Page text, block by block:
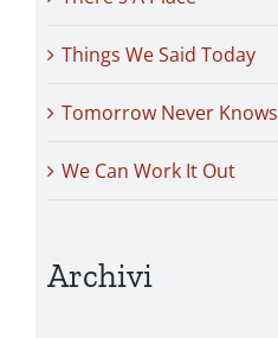
Things We Said Today
Tomorrow Never Knows
We Can Work It Out
Archivi